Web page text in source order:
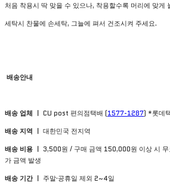
처음 착용시 딱 맞을 수 있으나, 착용할수록 머리에 맞게
세탁시 찬물에 손세탁, 그늘에 펴서 건조시켜 주세요.
배송안내
배송 업체 ㅣ CU post 편의점택배 (1577-1287) *롯데
배송 지역 ㅣ 대한민국 전지역
배송 비용 ㅣ 3,500원 / 구매 금액 150,000원 이상 시 무
가 금액 발생
배송 기간 ㅣ 주말·공휴일 제외 2~4일